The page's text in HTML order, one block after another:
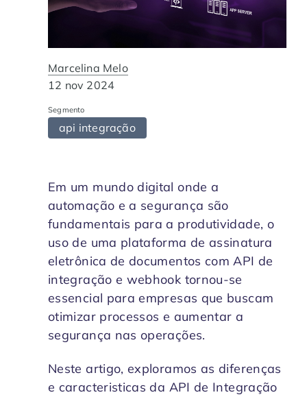
Contabilidade
Tecnologia
Agronegócio
Validação ITI e Adobe
Marcelina Melo
12 nov 2024
Segmento
api integração
Em um mundo digital onde a
automação e a segurança são
fundamentais para a produtividade, o
uso de uma plataforma de assinatura
eletrônica de documentos com API de
integração e webhook tornou-se
essencial para empresas que buscam
otimizar processos e aumentar a
segurança nas operações.
Neste artigo, exploramos as diferenças
e caracteristicas da API de Integração